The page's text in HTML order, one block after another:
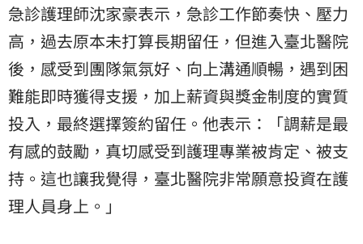
急診護理師沈家豪表示，急診工作節奏快、壓力
高，過去原本未打算長期留任，但進入臺北醫院
後，感受到團隊氣氛好、向上溝通順暢，遇到困
難能即時獲得支援，加上薪資與獎金制度的實質
投入，最終選擇簽約留任。他表示：「調薪是最
有感的鼓勵，真切感受到護理專業被肯定、被支
持。這也讓我覺得，臺北醫院非常願意投資在護
理人員身上。」